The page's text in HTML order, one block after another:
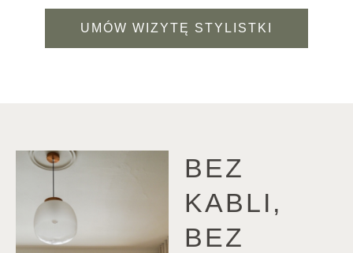
UMÓW WIZYTĘ STYLISTKI
BEZ
KABLI,
BEZ